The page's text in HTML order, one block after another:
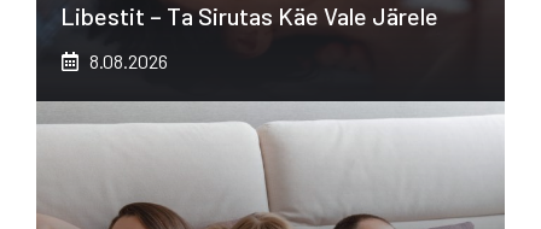
Libestit – Ta Sirutas Käe Vale Järele
8.08.2026